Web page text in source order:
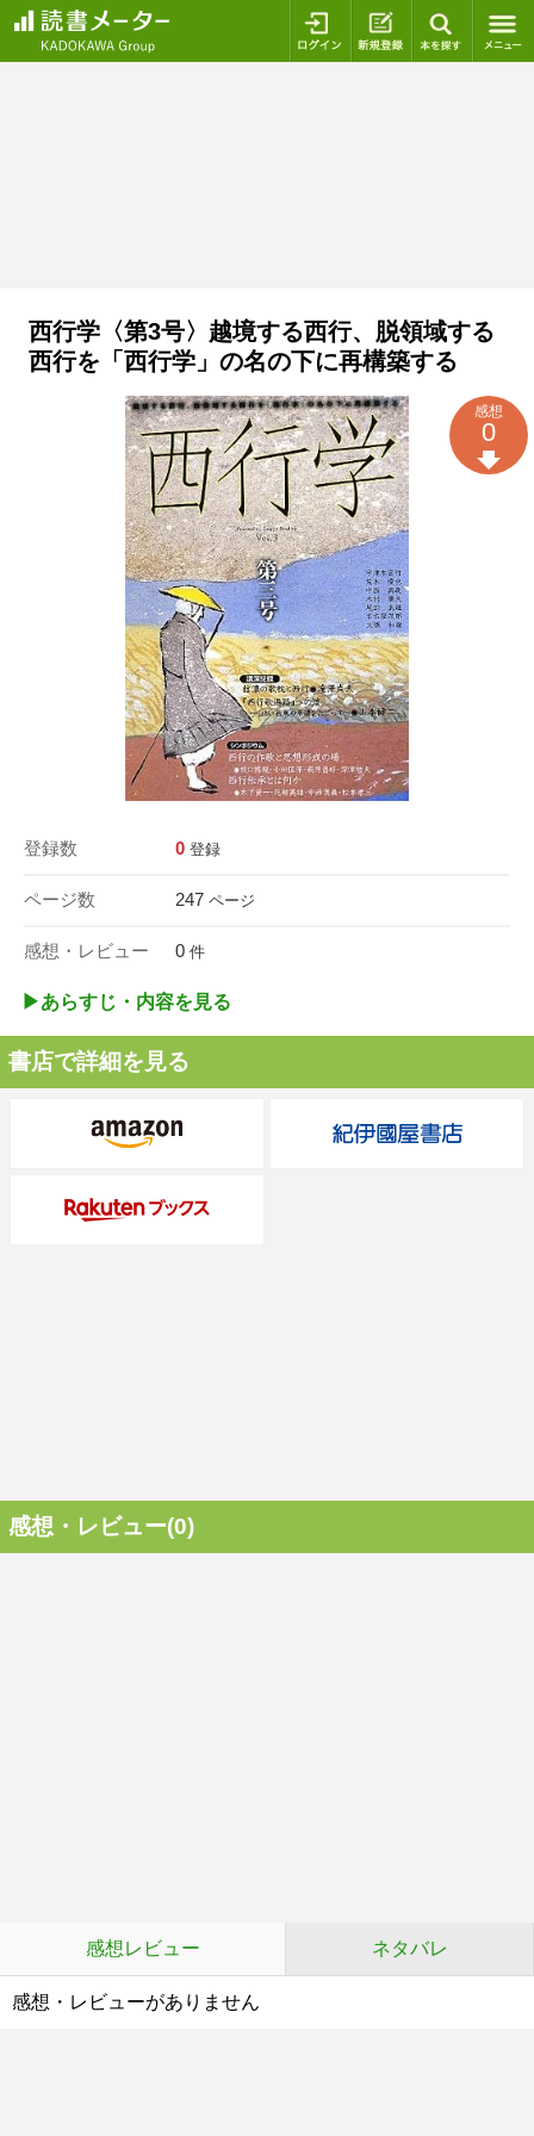
ログイン 新規登録
西行学〈第3号〉越境する西行、脱領域する
西行を「西行学」の名の下に再構築する
登録数 0 登録
ページ数 247 ページ
感想・レビュー 0 件
感想
0
▶︎あらすじ・内容を見る
書店で詳細を見る
感想・レビュー(0)
感想レビュー ネタバレ
感想・レビューがありません